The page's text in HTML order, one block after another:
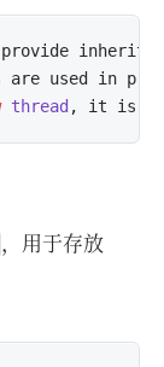
provide
used in
thread , it is
，用于存放